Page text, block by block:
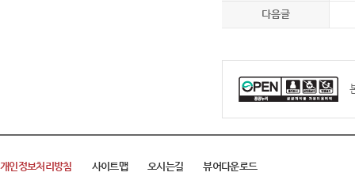
다음글
개인정보처리방침 사이트맵 오시는길 뷰어다운로드